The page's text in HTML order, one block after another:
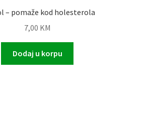
– pomaže kod holesterola
7,00 KM
Dodaj u korpu